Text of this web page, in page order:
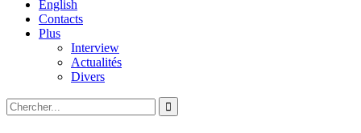
English
Contacts
Plus
Interview
Actualités
Divers